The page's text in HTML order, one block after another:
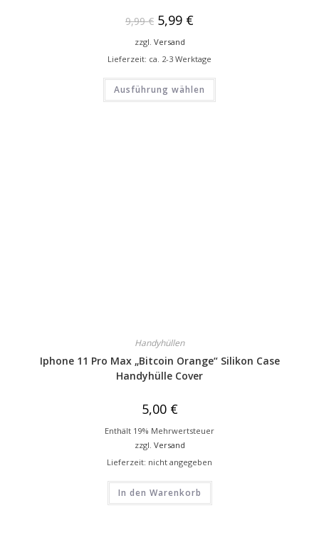
9,99€ 5,99 €
zzgl. Versand
Lieferzeit: ca. 2-3 Werktage
Ausführung wählen
Handyhüllen
Iphone 11 Pro Max „Bitcoin Orange“ Silikon Case
Handyhülle Cover
5,00 €
Enthält 19% Mehrwertsteuer
zzgl. Versand
Lieferzeit: nicht angegeben
In den Warenkorb